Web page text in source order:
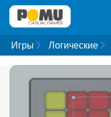
Игры Логические